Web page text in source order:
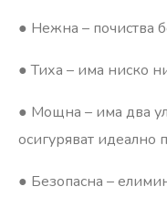
● Нежна – почиства
● Тиха – има ниско
● Мощна – има два
осигуряват идеално
● Безопасна –